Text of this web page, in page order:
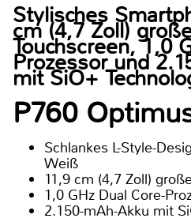
Stylisches
cm (4,7 Zoll)
Touchscreen, 1,0
Prozessor und
mit SiO+
P760
Schlankes L-Style-
Weiß
11,9 cm (4,7 Zoll)
1,0 GHz Dual Core-
2.150-mAh-Akku mit